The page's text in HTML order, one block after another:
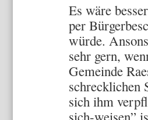
Es wäre
per
würde.
sehr gern,
Gemeinde
schrecklichen
sich ihm
sich-weisen”